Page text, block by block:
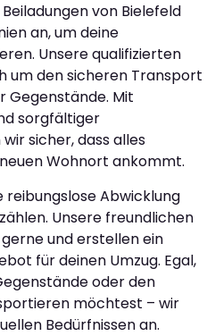
von Bielefeld
an, um deine
Unsere qualifizierten
um den sicheren Transport
Gegenstände. Mit
sorgfältiger
sicher, dass alles
Wohnort ankommt.
reibungslose Abwicklung
Unsere freundlichen
und erstellen ein
für deinen Umzug. Egal,
oder den
möchtest – wir
Bedürfnissen an.